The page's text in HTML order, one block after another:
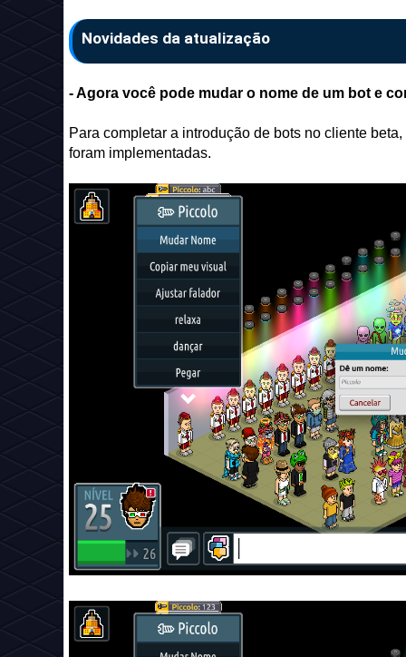
Novidades da atualização
- Agora você pode mudar o nome de um bot e
Para completar a introdução de bots no cliente
foram implementadas.